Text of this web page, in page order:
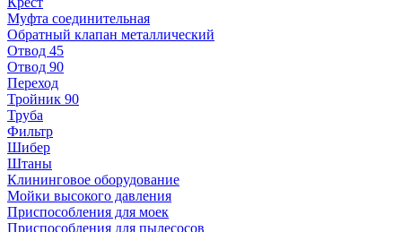
Муфта соединительная
Обратный клапан металлический
Отвод 45
Отвод 90
Переход
Тройник 90
Труба
Фильтр
Шибер
Штаны
Клининговое оборудование
Мойки высокого давления
Приспособления для моек
Приспособления для пылесосов